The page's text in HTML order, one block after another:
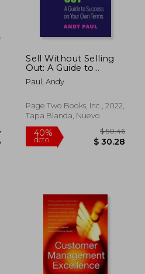
45%
dcto.
Sell Without Selling
Out: A Guide to
Success on Your Own
Terms (en Inglés)
Paul, Andy
Page Two Books, Inc., 2022,
Tapa Blanda, Nuevo